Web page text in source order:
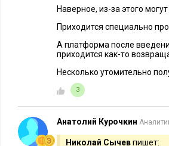
Наверное, из-за этого
Приходится специально
А платформа после
приходится как-то
Несколько утомительно
3
Анатолий Курочкин
Николай Сычевпишет: